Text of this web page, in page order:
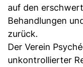
auf den
Behandlungen
zurück.
Der Verein
unkontrollierter